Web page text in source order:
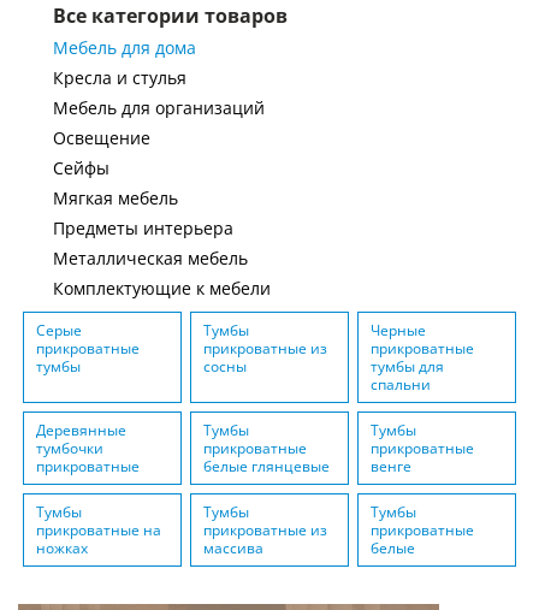
Все категории товаров
Мебель для дома
Кресла и стулья
Мебель для организаций
Освещение
Сейфы
Мягкая мебель
Предметы интерьера
Металлическая мебель
Комплектующие к мебели
Серые
прикроватные
тумбы
Тумбы
прикроватные из
сосны
Черные
прикроватные
тумбы для
спальни
Деревянные
тумбочки
прикроватные
Тумбы
прикроватные
белые глянцевые
Тумбы
прикроватные
венге
Тумбы
прикроватные на
ножках
Тумбы
прикроватные из
массива
Тумбы
прикроватные
белые